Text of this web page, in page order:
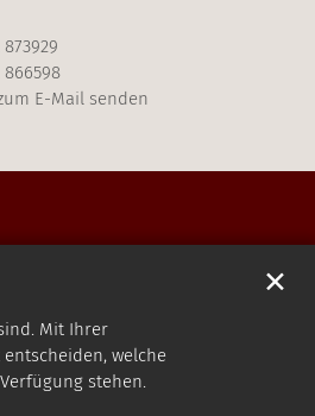
Mit Ihrer
welche
stehen.
✕
873929
866598
E-Mail senden